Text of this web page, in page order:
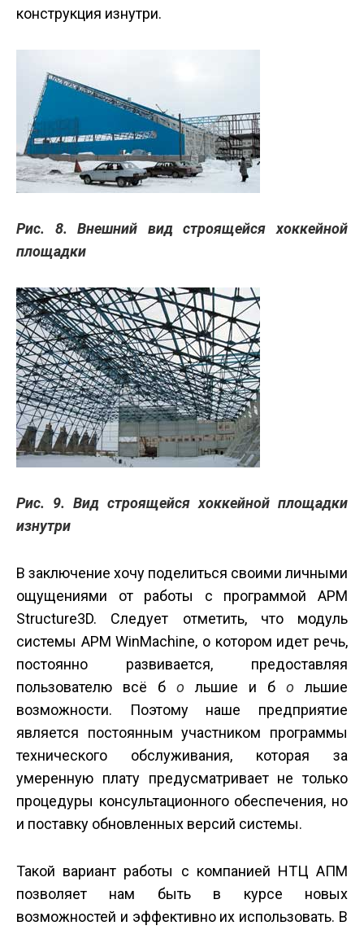
конструкция изнутри.
Рис. 8. Внешний вид строящейся хоккейной
площадки
Рис. 9. Вид строящейся хоккейной площадки
изнутри
В заключение хочу поделиться своими личными
ощущениями от работы с программой APM
Structure3D. Следует отметить, что модуль
системы APM WinMachine, о котором идет речь,
постоянно развивается, предоставляя
пользователю всё б ольшие и б ольшие
возможности. Поэтому наше предприятие
является постоянным участ­ником программы
технического обслуживания, которая за
умеренную плату предусматривает не только
процедуры консультационного обеспечения, но
и поставку обновленных версий системы.
Такой вариант работы с компанией НТЦ АПМ
позволяет нам быть в курсе новых
возможностей и эффективно их использовать. В